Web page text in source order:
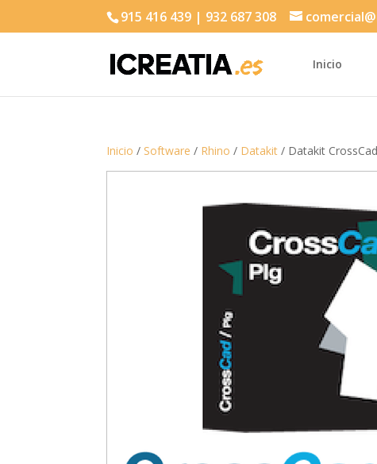
915 416 439 | 932 687 308
Inicio
Inicio / Software / Rhino / Datakit / Datakit